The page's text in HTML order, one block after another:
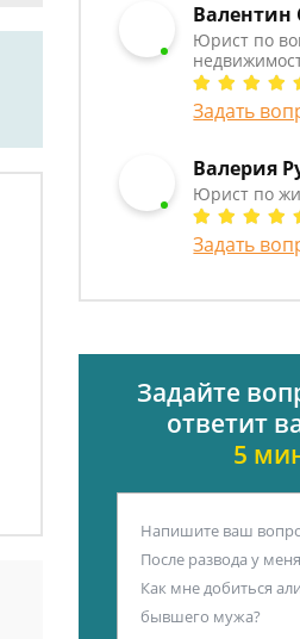
Валентин
Юрист по
Задать
Валерия
Юрист по
Задать
Задайте
ответит
5